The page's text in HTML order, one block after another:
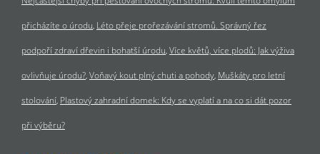
přicházíte o úrodu Léto přeje prořezávání stromů. Správný řez
podpoří zdraví dřevin i bohatší úrodu Více květů, více plodů: Jak výživa
ovlivňuje úrodu? Voňavý kout plný chuti a pohody Muškáty pro letní
stolování Plastový zahradní domek: Kdy se vyplatí a na co si dát pozor
při výběru?